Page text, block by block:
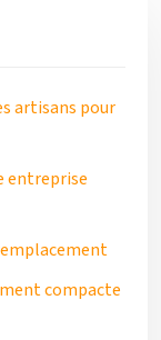
artisans pour
entreprise
compacte